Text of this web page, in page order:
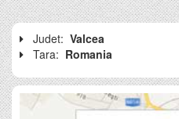
Judet: Valcea
Tara: Romania